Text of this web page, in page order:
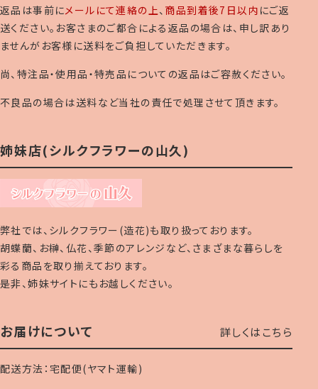
返品は事前にメールにて連絡の上、 商品到着後7日以内 にご返
送ください。お客さまのご都合による返品の場合は、申し訳あり
ませんがお客様に送料をご負担していただきます。
尚、特注品・使用品・特売品についての返品はご容赦ください。
不良品の場合は送料など当社の責任で処理させて頂きます。
姉妹店(シルクフラワーの山久)
弊社では、シルクフラワー(造花)も取り扱っております。
胡蝶蘭、お榊、仏花、季節のアレンジなど、さまざまな暮らしを
彩る商品を取り揃えております。
是非、姉妹サイトにもお越しください。
お届けについて 詳しくはこちら
配送方法：宅配便(ヤマト運輸)